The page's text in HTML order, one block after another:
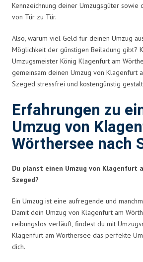
Kennzeichnung deiner Umzugsgüter sowie
von Tür zu Tür.
Also, warum viel Geld für deinen Umzug
Möglichkeit der günstigen Beiladung gibt?
Umzugsmeister König Klagenfurt am
gemeinsam deinen Umzug von Klagenfurt
Szeged stressfrei und kostengünstig
Erfahrungen zu
Umzug von
Wörthersee nach
Du planst einen Umzug von Klagenfurt
Szeged?
Ein Umzug ist eine aufregende und
Damit dein Umzug von Klagenfurt am
reibungslos verläuft, findest du mit
Klagenfurt am Wörthersee das perfekte
dich.